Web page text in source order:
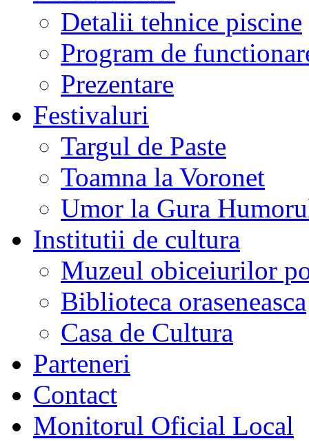
Detalii tehnice piscine
Program de
Prezentare
Festivaluri
Targul de Paste
Toamna la Voronet
Umor la Gura
Institutii de cultura
Muzeul obiceiurilor
Biblioteca oraseneasca
Casa de Cultura
Parteneri
Contact
Monitorul Oficial Local